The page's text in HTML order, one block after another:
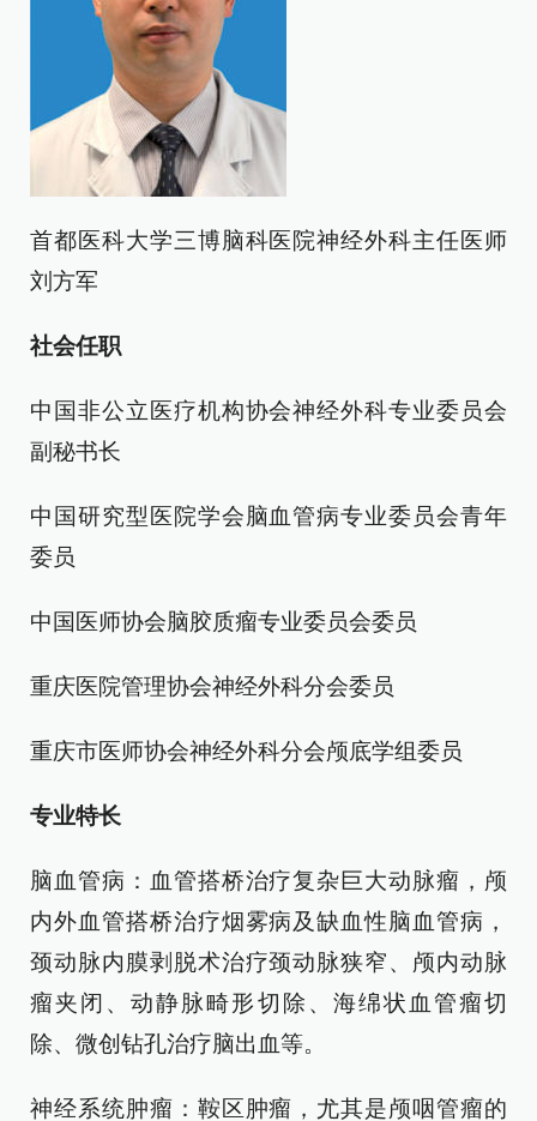
首都医科大学三博脑科医院神经外科主任医师
刘方军
社会任职
中国非公立医疗机构协会神经外科专业委员会
副秘书长
中国研究型医院学会脑血管病专业委员会青年
委员
中国医师协会脑胶质瘤专业委员会委员
重庆医院管理协会神经外科分会委员
重庆市医师协会神经外科分会颅底学组委员
专业特长
脑血管病：血管搭桥治疗复杂巨大动脉瘤，颅
内外血管搭桥治疗烟雾病及缺血性脑血管病，
颈动脉内膜剥脱术治疗颈动脉狭窄、颅内动脉
瘤夹闭、动静脉畸形切除、海绵状血管瘤切
除、微创钻孔治疗脑出血等。
神经系统肿瘤：鞍区肿瘤，尤其是颅咽管瘤的